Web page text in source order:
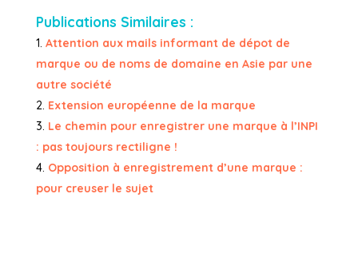
Publications Similaires :
Attention aux mails informant de dépot de
marque ou de noms de domaine en Asie par une
autre société
Extension européenne de la marque
Le chemin pour enregistrer une marque à l’INPI
: pas toujours rectiligne !
Opposition à enregistrement d’une marque :
pour creuser le sujet